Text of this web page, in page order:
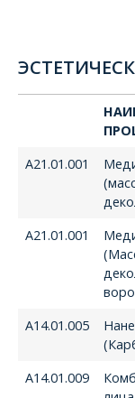
А21.01.001
А21.01.001
А14.01.005
А14.01.009